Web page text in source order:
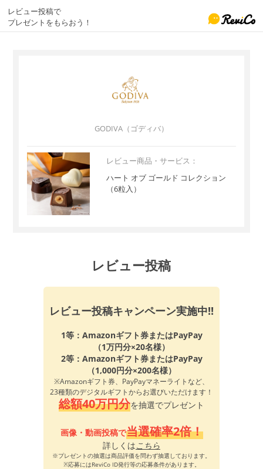
レビュー投稿で
プレゼントをもらおう！
GODIVA（ゴディバ）
レビュー商品・サービス：
ハート オブ ゴールド コレクション
（6粒入）
レビュー投稿
レビュー投稿キャンペーン実施中!!
1等：Amazonギフト券またはPayPay
（1万円分×20名様）
2等：Amazonギフト券またはPayPay
（1,000円分×200名様）
※Amazonギフト券、PayPayマネーライトなど、
23種類のデジタルギフトからお選びいただけます！
総額40万円分を抽選でプレゼント
画像・動画投稿で当選確率2倍！
詳しくはこちら
※プレゼントの抽選は商品評価を問わず抽選しております。
※応募にはReviCo ID発行等の応募条件があります。